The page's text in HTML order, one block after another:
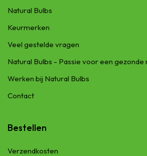
Natural Bulbs
Keurmerken
Veel gestelde vragen
Natural Bulbs - Passie voor een gezonde
Werken bij Natural Bulbs
Contact
Bestellen
Verzendkosten